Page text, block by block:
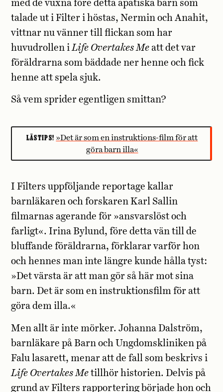
med de vuxna före detta apatiska barn som
talade ut i Filter i höstas, Nermin och Anahit,
vittnar nu vänner till flickan som har
huvudrollen i Life Overtakes Me att det var
föräldrarna som bäddade ner henne och fick
henne att spela sjuk.
Så vem sprider egentligen smittan?
LÄSTIPS! »Det är som en instruktions-film för att
göra barn illa«
I Filters uppföljande reportage kallar
barnläkaren och forskaren Karl Sallin
filmarnas agerande för »ansvarslöst och
farligt«. Irina Bylund, före detta vän till de
bluffande föräldrarna, förklarar varför hon
och hennes man inte längre kunde hålla tyst:
»Det värsta är att man gör så här mot sina
barn. Det är som en instruktionsfilm för att
göra dem illa.«
Men allt är inte mörker. Johanna Dalström,
barnläkare på Barn och Ungdomskliniken på
Falu lasarett, menar att de fall som beskrivs i
Life Overtakes Me tillhör historien. Delvis på
grund av Filters rapportering började hon och